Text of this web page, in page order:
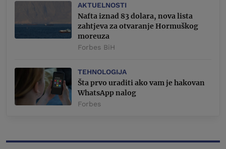
AKTUELNOSTI
Nafta iznad 83 dolara, nova lista
zahtjeva za otvaranje Hormuškog
moreuza
Forbes BiH
TEHNOLOGIJA
Šta prvo uraditi ako vam je hakovan
WhatsApp nalog
Forbes